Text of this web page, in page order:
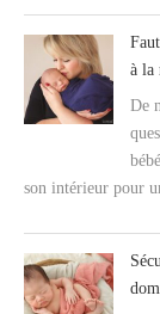
à la
De
son intérieur pour